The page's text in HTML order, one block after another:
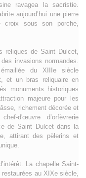
ravagea la sacristie.
aujourd’hui une pierre
croix sous son porche,
reliques de Saint Dulcet,
invasions normandes.
du XIIIe siècle
et un bras reliquaire en
monuments historiques
majeure pour les
richement décorée et
d'œuvre d’orfèvrerie
de Saint Dulcet dans la
attirant des pèlerins et
La chapelle Saint-
au XIXe siècle,